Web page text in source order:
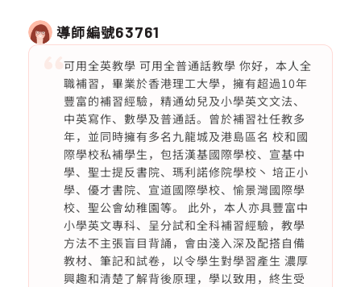
導師編號63761
可用全英教學 可用全普通話教學 你好，本人全
職補習，畢業於香港理工大學，擁有超過10年
豐富的補習經驗，精通幼兒及小學英文文法、
中英寫作、數學及普通話。曾於補習社任教多
年，並同時擁有多名九龍城及港島區名 校和國
際學校私補學生，包括漢基國際學校、宣基中
學、聖士提反書院、瑪利諾修院學校丶 培正小
學、優才書院、宣道國際學校、愉景灣國際學
校、聖公會幼稚園等。 此外，本人亦具豐富中
小學英文專科、呈分試和全科補習經驗，教學
方法不主張盲目背誦，會由淺入深及配搭自備
教材、筆記和試卷，以令學生對學習產生 濃厚
興趣和清楚了解背後原理，學以致用，終生受